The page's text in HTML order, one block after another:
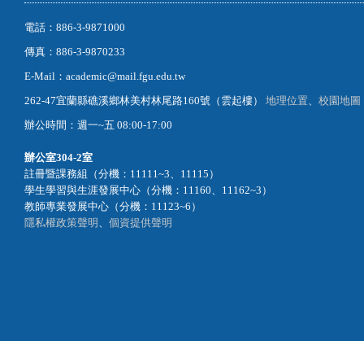
電話：886-3-9871000
傳真：886-3-9870233
E-Mail：academic@mail.fgu.edu.tw
262-47宜蘭縣礁溪鄉林美村林尾路160號（雲起樓） 地理位置、 校園地圖
辦公時間：週一~五 08:00-17:00
辦公室304-2室
註冊暨課務組（分機：11111~3、11115）
學生學習與生涯發展中心（分機：11160、11162~3）
教師專業發展中心（分機：11123~6）
隱私權政策聲明 、 個資提供聲明